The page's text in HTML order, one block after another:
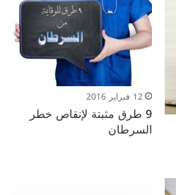
12 فبراير 2016
9 طرق مثبتة لإنقاص خطر
السرطان